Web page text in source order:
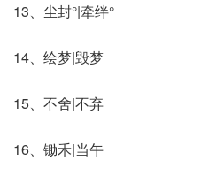
13、尘封°|牵绊°
14、绘梦|毁梦
15、不舍|不弃
16、锄禾|当午